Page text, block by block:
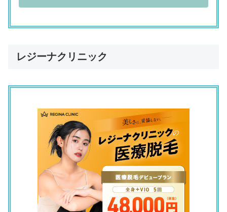
「予約が取りにくい」
リゼクリニック 神戸三宮院
「終わりかけになると、勧誘が入った」
（37歳／正社員（一般事務）／事務系専門職（法務・財務・
人事・総務など）
レジーナクリニック